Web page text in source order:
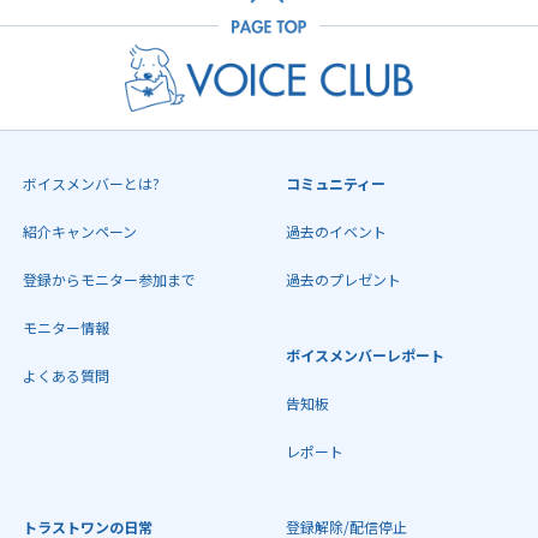
ボイスメンバーとは?
紹介キャンペーン
登録からモニター参加まで
モニター情報
よくある質問
コミュニティー
過去のイベント
過去のプレゼント
ボイスメンバーレポート
告知板
レポート
トラストワンの日常 登録解除/配信停止